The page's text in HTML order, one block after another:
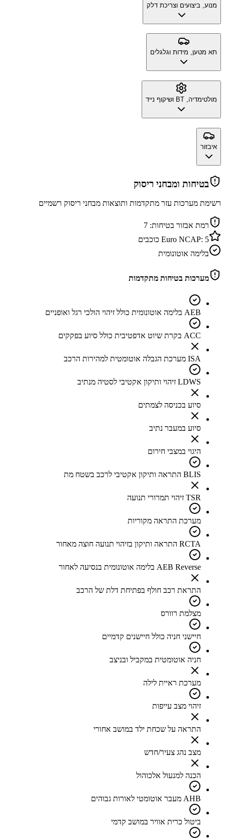
מנוע, ביצועים וצריכת דלק
תא מטען, מידות וגלגלים
מולטימדיה, BT ושיקוף נייד
איבזור
בטיחות ומבחני ריסוק
רשימת מערכות עזר מתקדמות ותוצאות מבחני ריסוק רשמיים
רמת אבזור בטיחות: 7
Euro NCAP: 5
כוכבים
בלימה אוטונומית
מערכות בטיחות מתקדמות
AEB בלימה אוטונומית כולל זיהוי הולכי רגל ואופניים
ACC בקרת שיוט אדפטיבית כולל סיוע בפקקים
ISA מערכת הגבלה אוטומטית למהירות הרכב
LDWS זיהוי ותיקון אקטיבי לסטיה מנתיב
סיוע בכניסה לצמתים
סיוע במעבר נתיב
היגוי במצבי חירום
BLIS התראה ותיקון אקטיבי לרכב בשטח מת
TSR זיהוי תמרורי תנועה
מערכת התראה מקוריות
RCTA התראה ותיקון בזיהוי תנועה חוצה מאחור
AEB Reverse בלימה אוטונומית בנסיעה לאחור
התראת רכב חולף בפתיחת דלת של הרכב
מצלמת רוורס
חיישני חניה כולל חיישנים קדמיים
חניה אוטומטית במקביל ובניצב
מערכת ראיית לילה
זיהוי מצב עייפות
התראה על שכחת ילד במושב אחורי
מצב נהג צעיר/חדש
הכנה למנעול אלכוהול
AHB מעבר אוטומטי לאורות גבוהים
ביטול כרית אוויר במושב קדמי